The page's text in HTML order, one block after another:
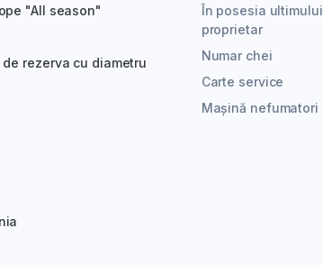
"All season"
de rezerva cu diametru
În posesia ultimului
proprietar
Numar chei
Carte service
Mașină nefumatori